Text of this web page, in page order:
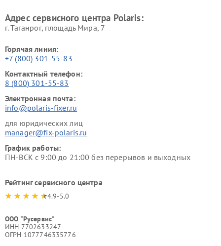
Адрес сервисного центра Polaris:
г. Таганрог, площадь Мира, 7
Горячая линия:
+7 (800) 301-55-83
Контактный телефон:
8 (800) 301-55-83
Электронная почта:
info@polaris-fixer.ru
для юридических лиц
manager@fix-polaris.ru
График работы:
ПН-ВСК с 9:00 до 21:00 без перерывов и выходных
Рейтинг сервисного центра
4.9-5.0
ООО "Русервис"
ИНН 7702633247
ОГРН 1077746335776